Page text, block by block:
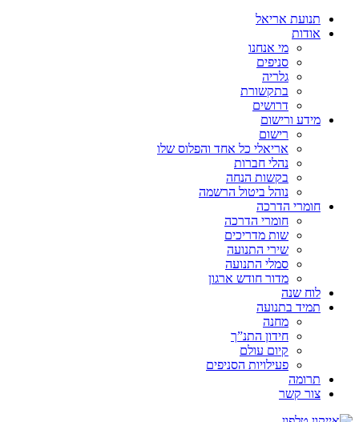
תנועת אריאל
אודות
מי אנחנו
סניפים
גלריה
בתקשורת
דרושים
מידע ורישום
רישום
אריאלי כל אחד והפלוס שלו
נהלי חברות
בקשות הנחה
נוהל ביטול הרשמה
חומרי הדרכה
חומרי הדרכה
שות מדריכים
שירי התנועה
סמלי התנועה
מדור חודש ארגון
לוח שנה
תמיד בתנועה
מחנה
חידון התנ”ך
קיום עולם
פעילויות הסניפים
תרומה
צור קשר